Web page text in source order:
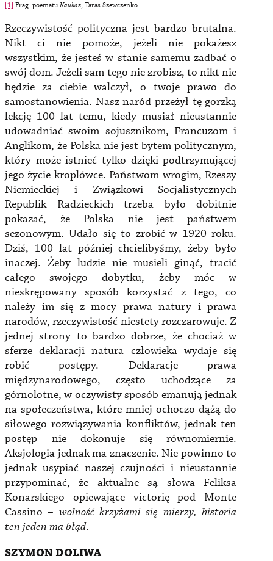
[1] Frag. poematuKaukaz, Taras Szewczenko
Rzeczywistość polityczna jest bardzo brutalna.
Nikt ci nie pomoże, jeżeli nie pokażesz
wszystkim, że jesteś w stanie samemu zadbać o
swój dom. Jeżeli sam tego nie zrobisz, to nikt nie
będzie za ciebie walczył, o twoje prawo do
samostanowienia. Nasz naród przeżył tę gorzką
lekcję 100 lat temu, kiedy musiał nieustannie
udowadniać swoim sojusznikom, Francuzom i
Anglikom, że Polska nie jest bytem politycznym,
który może istnieć tylko dzięki podtrzymującej
jego życie kroplówce. Państwom wrogim, Rzeszy
Niemieckiej i Związkowi Socjalistycznych
Republik Radzieckich trzeba było dobitnie
pokazać, że Polska nie jest państwem
sezonowym. Udało się to zrobić w 1920 roku.
Dziś, 100 lat później chcielibyśmy, żeby było
inaczej. Żeby ludzie nie musieli ginąć, tracić
całego swojego dobytku, żeby móc w
nieskrępowany sposób korzystać z tego, co
należy im się z mocy prawa natury i prawa
narodów, rzeczywistość niestety rozczarowuje. Z
jednej strony to bardzo dobrze, że chociaż w
sferze deklaracji natura człowieka wydaje się
robić postępy. Deklaracje prawa
międzynarodowego, często uchodzące za
górnolotne, w oczywisty sposób emanują jednak
na społeczeństwa, które mniej ochoczo dążą do
siłowego rozwiązywania konfliktów, jednak ten
postęp nie dokonuje się równomiernie.
Aksjologia jednak ma znaczenie. Nie powinno to
jednak usypiać naszej czujności i nieustannie
przypominać, że aktualne są słowa Feliksa
Konarskiego opiewające victorię pod Monte
Cassino – wolność krzyżami się mierzy, historia
ten jeden ma błąd.
SZYMON DOLIWA